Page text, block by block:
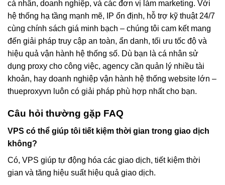
cá nhân, doanh nghiệp, và các đơn vị làm marketing. Với
hệ thống hạ tầng mạnh mẽ, IP ổn định, hỗ trợ kỹ thuật 24/7
cùng chính sách giá minh bạch – chúng tôi cam kết mang
đến giải pháp truy cập an toàn, ẩn danh, tối ưu tốc độ và
hiệu quả vận hành hệ thống số. Dù bạn là cá nhân sử
dụng proxy cho công việc, agency cần quản lý nhiều tài
khoản, hay doanh nghiệp vận hành hệ thống website lớn –
thueproxyvn luôn có giải pháp phù hợp nhất cho bạn.
Câu hỏi thường gặp FAQ
VPS có thể giúp tôi tiết kiệm thời gian trong giao dịch
không?
Có, VPS giúp tự động hóa các giao dịch, tiết kiệm thời
gian và tăng hiệu suất hiệu quả giao dịch.